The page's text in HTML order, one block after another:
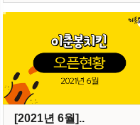
[2021년 6월]..